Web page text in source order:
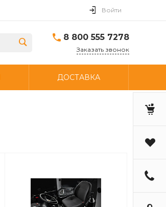
Войти
8 800 555 7278
Заказать звонок
ДОСТАВКА